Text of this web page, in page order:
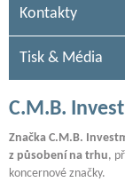
Kontakty
Tisk & Média
C.M.B.
Značka C.M.B.
z působení na trhu,
koncernové značky.